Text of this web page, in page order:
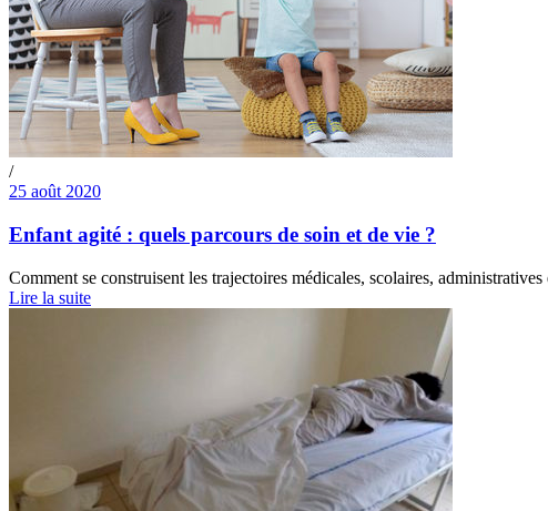
/
25 août 2020
Enfant agité : quels parcours de soin et de vie ?
Comment se construisent les trajectoires médicales, scolaires,
Lire la suite